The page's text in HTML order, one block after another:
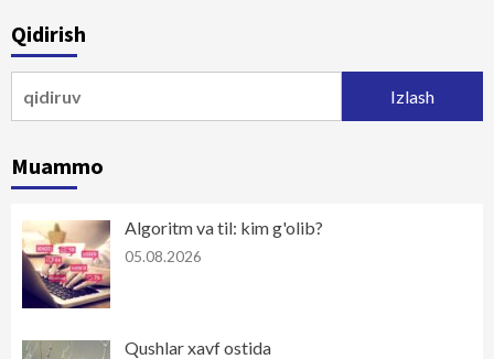
Qidirish
Muammo
Algoritm va til: kim g'olib?
05.08.2026
Qushlar xavf ostida